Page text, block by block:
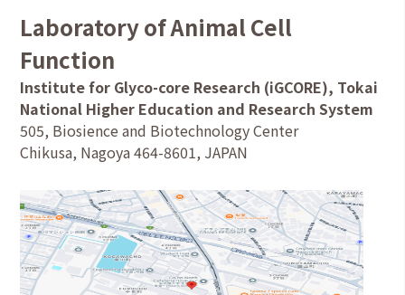
Laboratory of Animal Cell
Function
Institute for Glyco-core Research (iGCORE), Tokai
National Higher Education and Research System
505, Biosience and Biotechnology Center
Chikusa, Nagoya 464-8601, JAPAN